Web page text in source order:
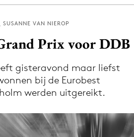
de app
via de Adformatie
app
SUSANNE VAN NIEROP
Prix voor DDB
gisteravond maar liefst
bij de Eurobest
werden uitgereikt.